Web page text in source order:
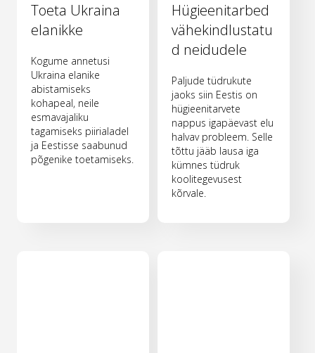
Toeta Ukraina
elanikke
Kogume annetusi
Ukraina elanike
abistamiseks
kohapeal, neile
esmavajaliku
tagamiseks piirialadel
ja Eestisse saabunud
põgenike toetamiseks.
Hügieenitarbed
vähekindlustatu
d neidudele
Paljude tüdrukute
jaoks siin Eestis on
hügieenitarvete
nappus igapäevast elu
halvav probleem. Selle
tõttu jääb lausa iga
kümnes tüdruk
koolitegevusest
kõrvale.